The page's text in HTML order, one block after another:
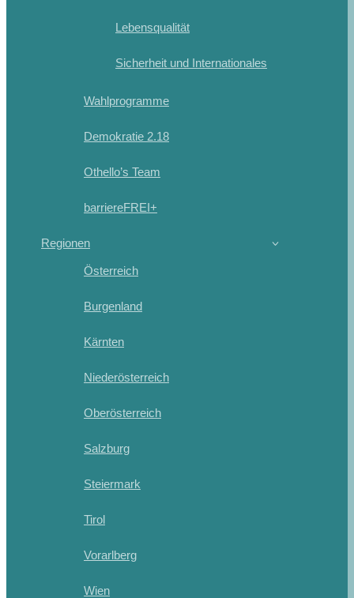
Lebensqualität
Sicherheit und Internationales
Wahlprogramme
Demokratie 2.18
Othello’s Team
barriereFREI+
Regionen
Österreich
Burgenland
Kärnten
Niederösterreich
Oberösterreich
Salzburg
Steiermark
Tirol
Vorarlberg
Wien